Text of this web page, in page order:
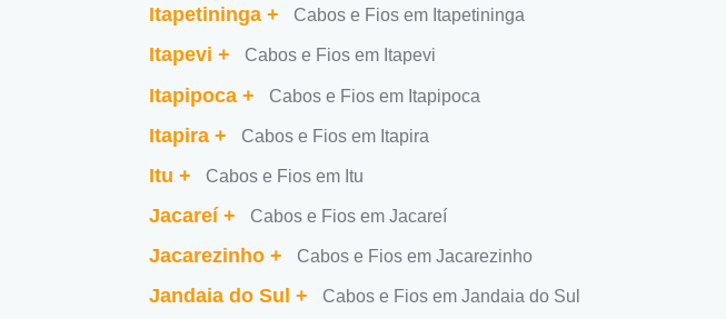
Itapetininga + Cabos e Fios em Itapetininga
Itapevi + Cabos e Fios em Itapevi
Itapipoca + Cabos e Fios em Itapipoca
Itapira + Cabos e Fios em Itapira
Itu + Cabos e Fios em Itu
Jacareí+ Cabos e Fios em Jacareí
Jacarezinho + Cabos e Fios em Jacarezinho
Jandaia do Sul + Cabos e Fios em Jandaia do Sul